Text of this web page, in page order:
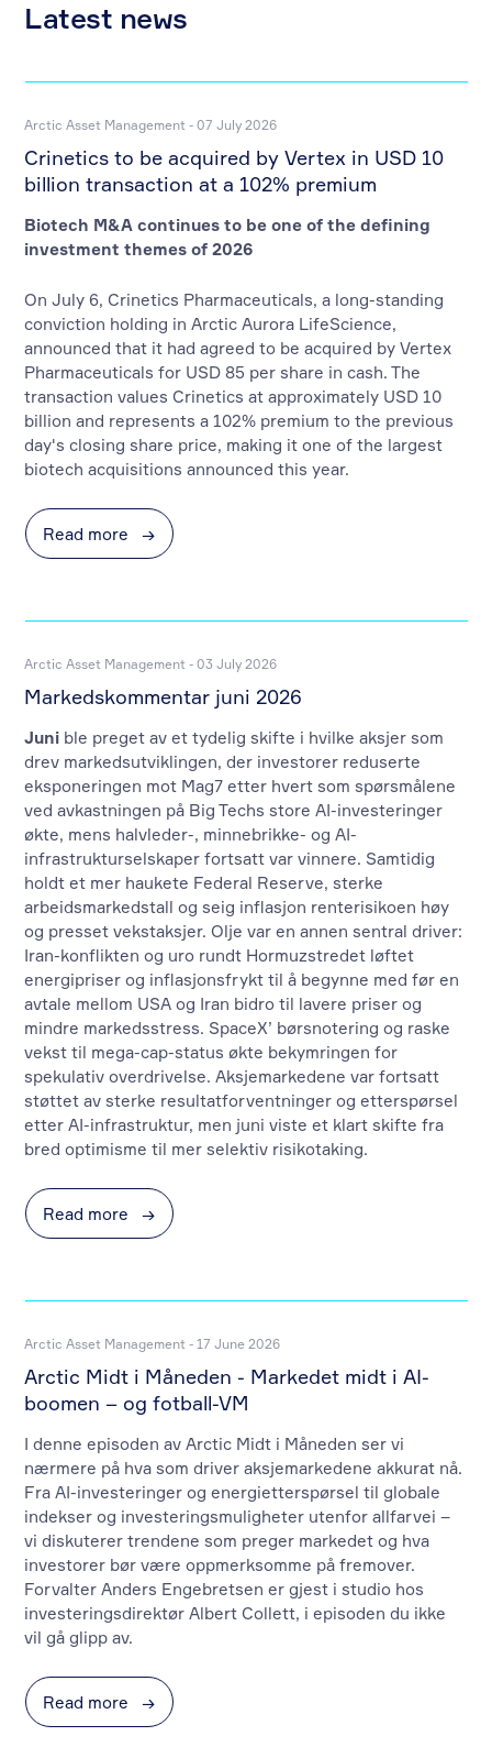
Latest news
Arctic Asset Management - 07 July 2026
Crinetics to be acquired by Vertex in USD 10
billion transaction at a 102% premium
Biotech M&A continues to be one of the defining
investment themes of 2026
On July 6, Crinetics Pharmaceuticals, a long-standing
conviction holding in Arctic Aurora LifeScience,
announced that it had agreed to be acquired by Vertex
Pharmaceuticals for USD 85 per share in cash. The
transaction values Crinetics at approximately USD 10
billion and represents a 102% premium to the previous
day's closing share price, making it one of the largest
biotech acquisitions announced this year.
Read more →
Arctic Asset Management - 03 July 2026
Markedskommentar juni 2026
Juni ble preget av et tydelig skifte i hvilke aksjer som
drev markedsutviklingen, der investorer reduserte
eksponeringen mot Mag7 etter hvert som spørsmålene
ved avkastningen på Big Techs store AI-investeringer
økte, mens halvleder-, minnebrikke- og AI-
infrastrukturselskaper fortsatt var vinnere. Samtidig
holdt et mer haukete Federal Reserve, sterke
arbeidsmarkedstall og seig inflasjon renterisikoen høy
og presset vekstaksjer. Olje var en annen sentral driver:
Iran-konflikten og uro rundt Hormuzstredet løftet
energipriser og inflasjonsfrykt til å begynne med før en
avtale mellom USA og Iran bidro til lavere priser og
mindre markedsstress. SpaceX’ børsnotering og raske
vekst til mega-cap-status økte bekymringen for
spekulativ overdrivelse. Aksjemarkedene var fortsatt
støttet av sterke resultatforventninger og etterspørsel
etter AI-infrastruktur, men juni viste et klart skifte fra
bred optimisme til mer selektiv risikotaking.
Read more →
Arctic Asset Management - 17 June 2026
Arctic Midt i Måneden - Markedet midt i AI-
boomen – og fotball-VM
I denne episoden av Arctic Midt i Måneden ser vi
nærmere på hva som driver aksjemarkedene akkurat nå.
Fra AI-investeringer og energietterspørsel til globale
indekser og investeringsmuligheter utenfor allfarvei –
vi diskuterer trendene som preger markedet og hva
investorer bør være oppmerksomme på fremover.
Forvalter Anders Engebretsen er gjest i studio hos
investeringsdirektør Albert Collett, i episoden du ikke
vil gå glipp av.
Read more →